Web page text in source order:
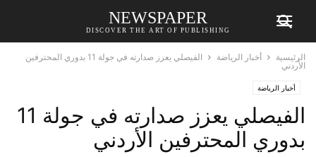
NEWSPAPER
DISCOVER THE ART OF PUBLISHING
الرئيسية أخبار الرياضة
الفيصلي يعزز صدارته في جولة 11 بدوري المحترفين
الأردني
أخبار الرياضة
الفيصلي يعزز صدارته في جولة 11
بدوري المحترفين الأردني